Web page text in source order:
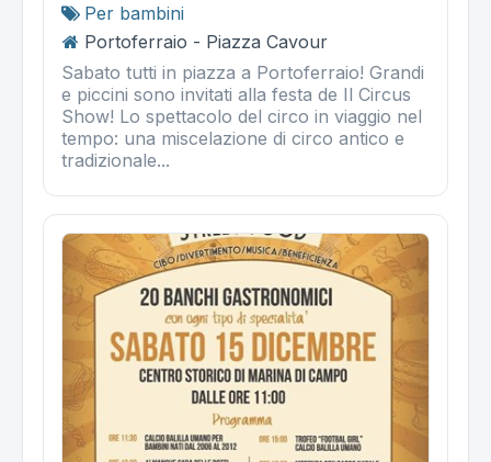
Per bambini
Portoferraio - Piazza Cavour
Sabato tutti in piazza a Portoferraio! Grandi
e piccini sono invitati alla festa de Il Circus
Show! Lo spettacolo del circo in viaggio nel
tempo: una miscelazione di circo antico e
tradizionale...